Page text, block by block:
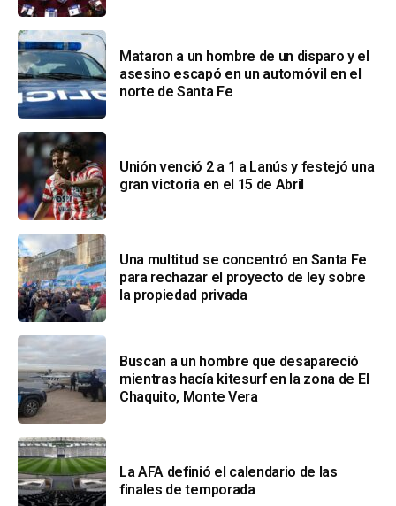
Mataron a un hombre de un disparo y el
asesino escapó en un automóvil en el
norte de Santa Fe
Unión venció 2 a 1 a Lanús y festejó una
gran victoria en el 15 de Abril
Una multitud se concentró en Santa Fe
para rechazar el proyecto de ley sobre
la propiedad privada
Buscan a un hombre que desapareció
mientras hacía kitesurf en la zona de El
Chaquito, Monte Vera
La AFA definió el calendario de las
finales de temporada